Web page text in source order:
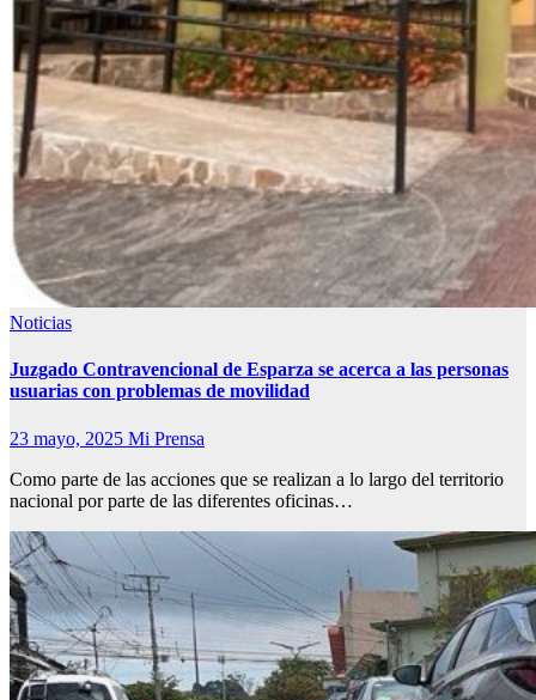
Noticias
Juzgado Contravencional de Esparza se acerca a las personas
usuarias con problemas de movilidad
23 mayo, 2025 Mi Prensa
Como parte de las acciones que se realizan a lo largo del territorio
nacional por parte de las diferentes oficinas…